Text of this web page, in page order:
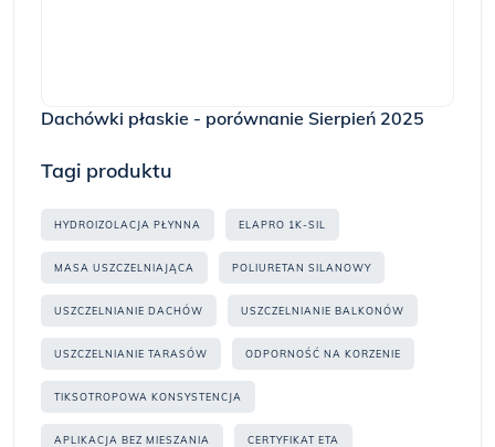
Dachówki płaskie - porównanie Sierpień 2025
Tagi produktu
HYDROIZOLACJA PŁYNNA ELAPRO 1K-SIL
MASA USZCZELNIAJĄCA POLIURETAN SILANOWY
USZCZELNIANIE DACHÓW USZCZELNIANIE BALKONÓW
USZCZELNIANIE TARASÓW ODPORNOŚĆ NA KORZENIE
TIKSOTROPOWA KONSYSTENCJA
APLIKACJA BEZ MIESZANIA CERTYFIKAT ETA